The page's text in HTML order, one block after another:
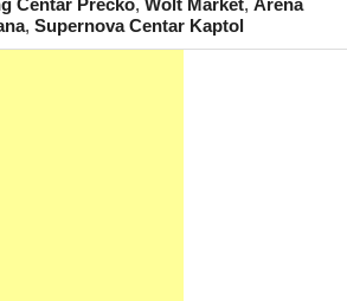
Centar Prečko, Wolt Market, Arena
, Supernova Centar Kaptol